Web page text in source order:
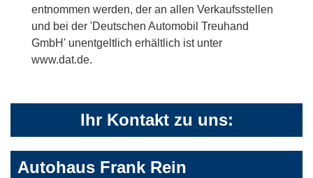
entnommen werden, der an allen Verkaufsstellen
und bei der 'Deutschen Automobil Treuhand
GmbH' unentgeltlich erhältlich ist unter
www.dat.de.
Ihr Kontakt zu uns:
Autohaus Frank Rein